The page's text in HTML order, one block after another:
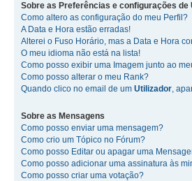
Sobre as Preferências e configurações de
Como altero as configuração do meu Perfil?
A Data e Hora estão erradas!
Alterei o Fuso Horário, mas a Data e Hora
O meu idioma não está na lista!
Como posso exibir uma Imagem junto ao
Como posso alterar o meu Rank?
Quando clico no email de um Utilizador,
Sobre as Mensagens
Como posso enviar uma mensagem?
Como crio um Tópico no Fórum?
Como posso Editar ou apagar uma
Como posso adicionar uma assinatura às
Como posso criar uma votação?